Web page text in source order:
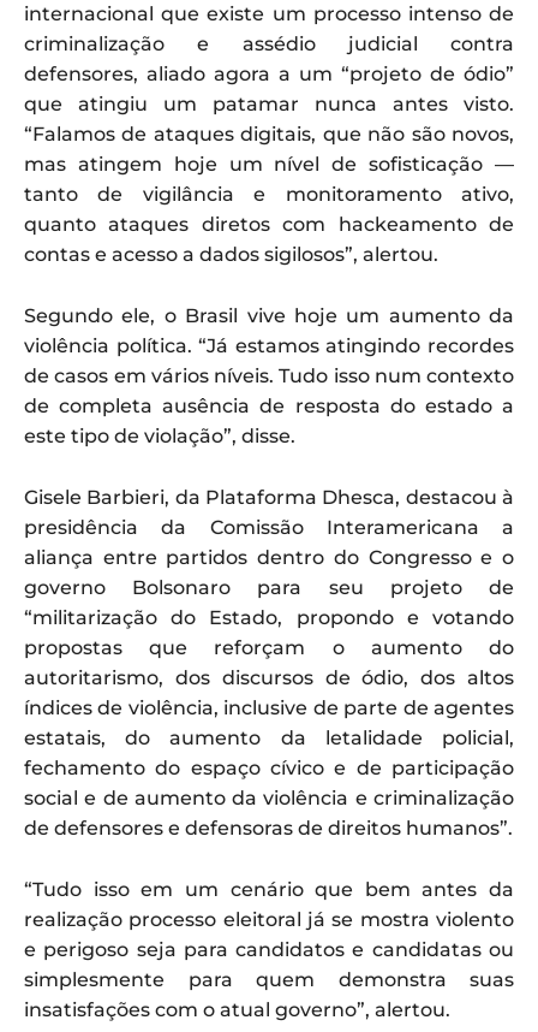
internacional que existe um processo intenso de
criminalização e assédio judicial contra
defensores, aliado agora a um “projeto de ódio”
que atingiu um patamar nunca antes visto.
“Falamos de ataques digitais, que não são novos,
mas atingem hoje um nível de sofisticação —
tanto de vigilância e monitoramento ativo,
quanto ataques diretos com hackeamento de
contas e acesso a dados sigilosos”, alertou.
Segundo ele, o Brasil vive hoje um aumento da
violência política. “Já estamos atingindo recordes
de casos em vários níveis. Tudo isso num contexto
de completa ausência de resposta do estado a
este tipo de violação”, disse.
Gisele Barbieri, da Plataforma Dhesca, destacou à
presidência da Comissão Interamericana a
aliança entre partidos dentro do Congresso e o
governo Bolsonaro para seu projeto de
“militarização do Estado, propondo e votando
propostas que reforçam o aumento do
autoritarismo, dos discursos de ódio, dos altos
índices de violência, inclusive de parte de agentes
estatais, do aumento da letalidade policial,
fechamento do espaço cívico e de participação
social e de aumento da violência e criminalização
de defensores e defensoras de direitos humanos”.
“Tudo isso em um cenário que bem antes da
realização processo eleitoral já se mostra violento
e perigoso seja para candidatos e candidatas ou
simplesmente para quem demonstra suas
insatisfações com o atual governo”, alertou.